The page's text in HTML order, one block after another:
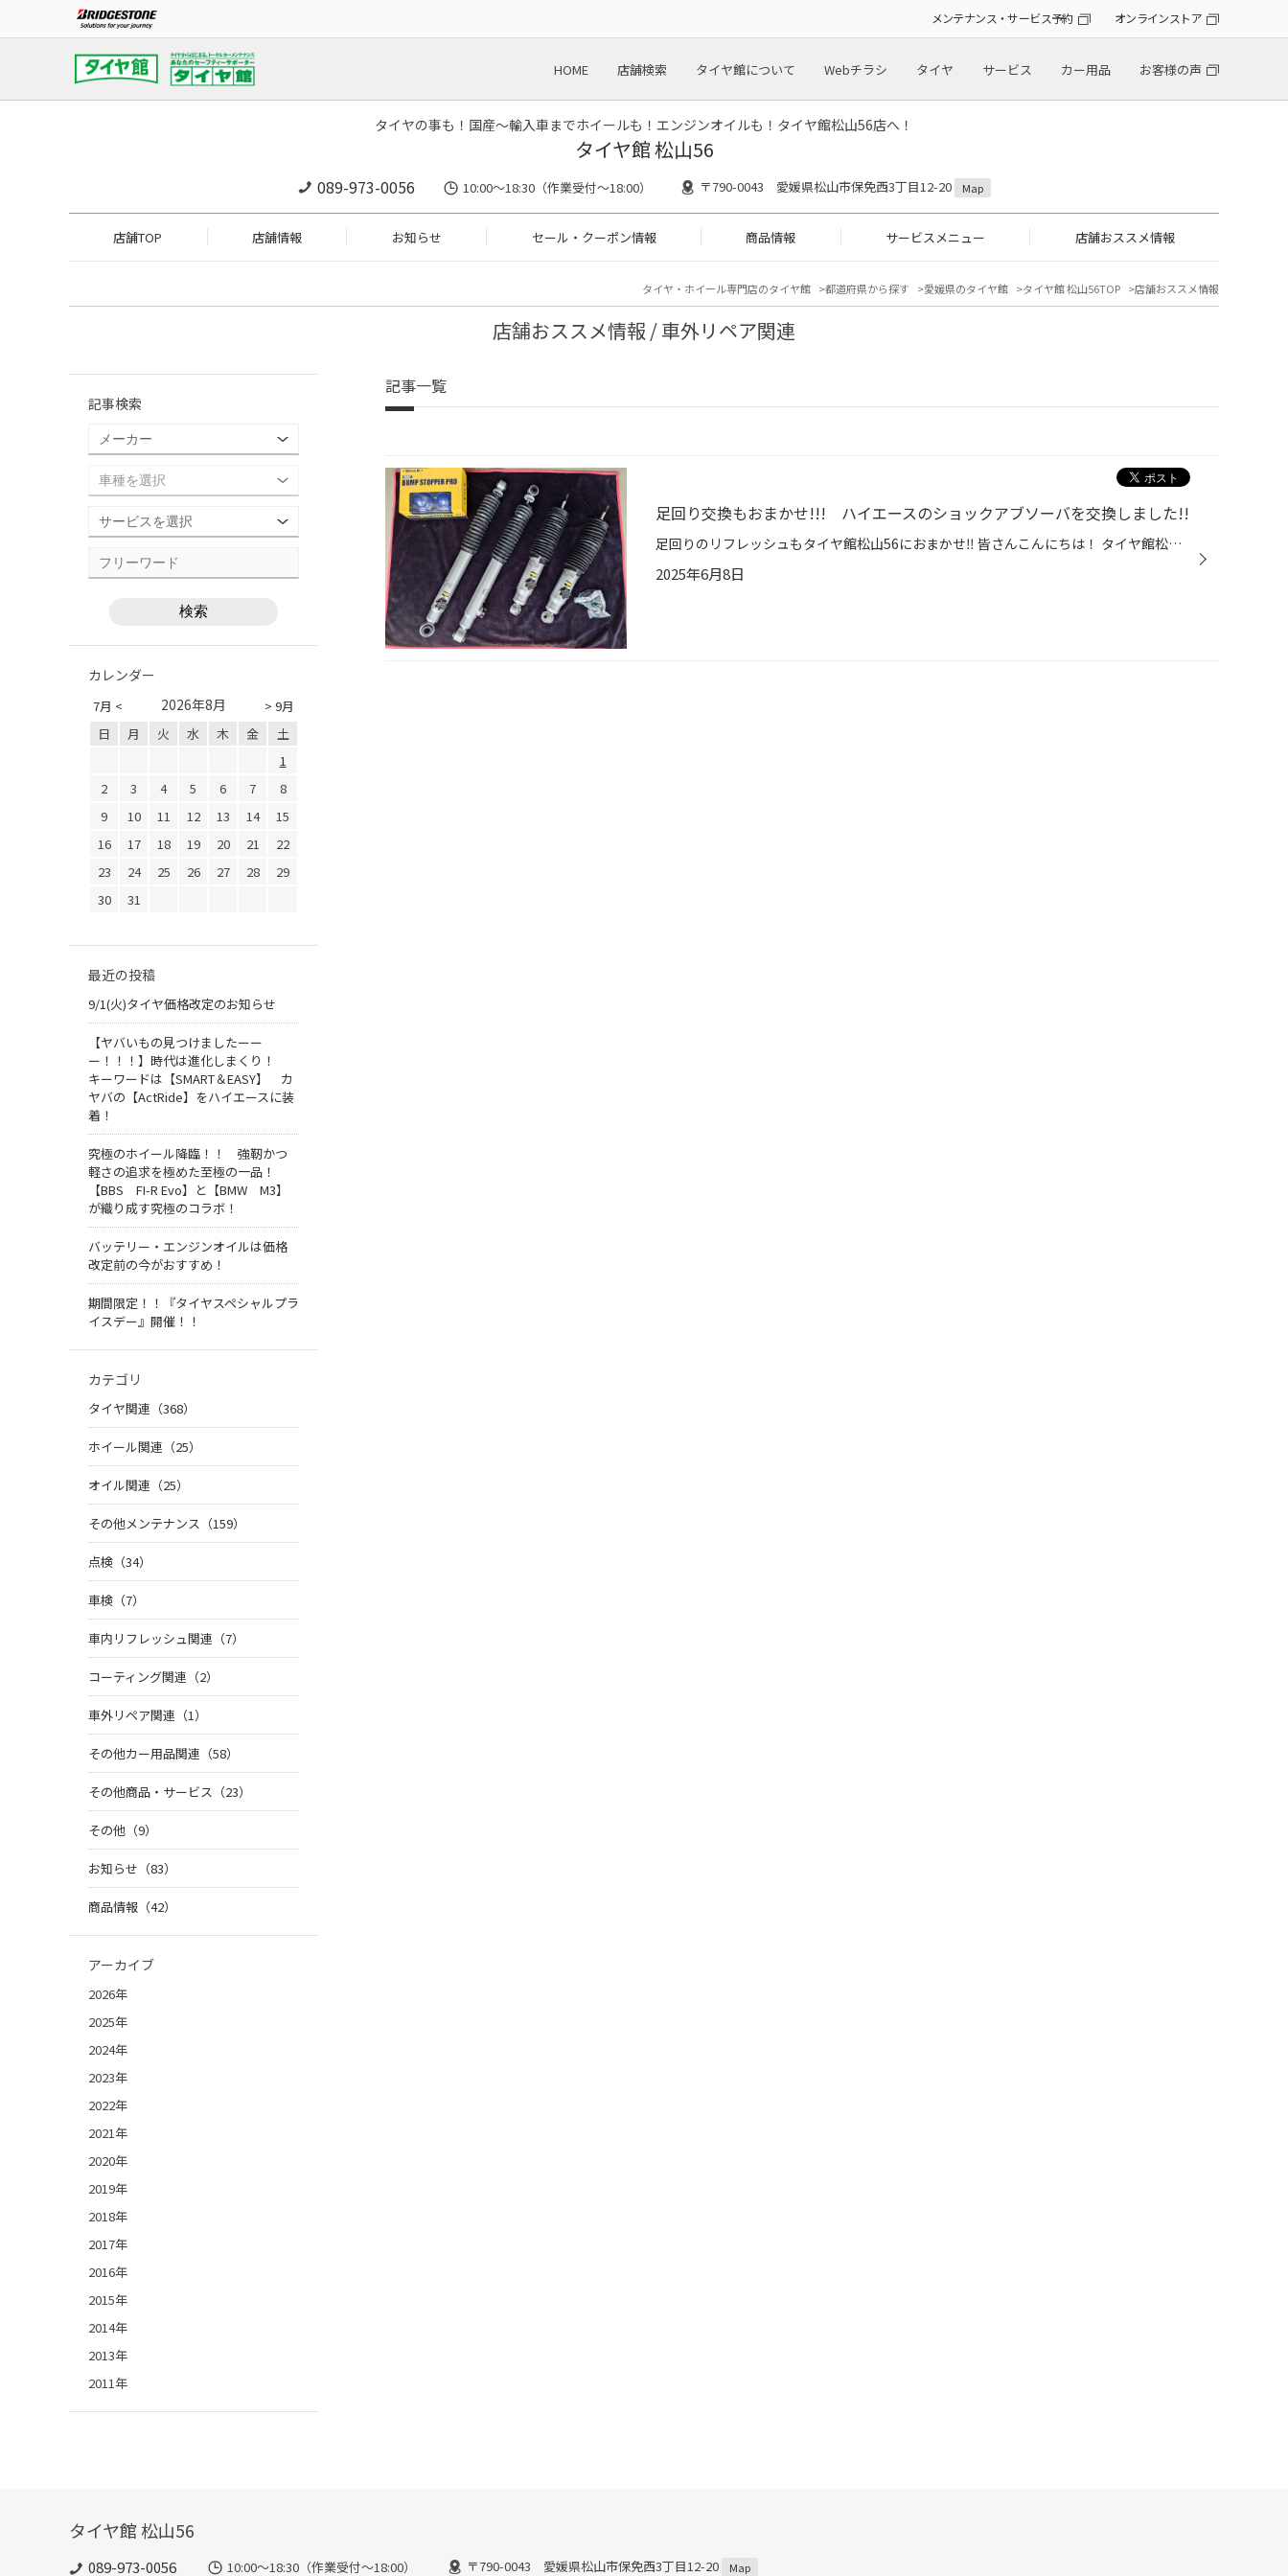
メンテナンス・サービス予約 オンラインストア
HOME 店舗検索 タイヤ館について Webチラシ タイヤ サービス カー用品 お客様の声
タイヤの事も！国産～輸入車までホイールも！エンジンオイルも！タイヤ館松山56店へ！
タイヤ館 松山56
089-973-0056 10:00～18:30（作業受付～18:00） 〒790-0043 愛媛県松山市保免西3丁目12-20 Map
店舗TOP 店舗情報 お知らせ セール・クーポン情報 商品情報 サービスメニュー 店舗おススメ情報
タイヤ・ホイール専門店のタイヤ館 都道府県から探す 愛媛県のタイヤ館 タイヤ館 松山56TOP 店舗おススメ情報
店舗おススメ情報 / 車外リペア関連
記事一覧
足回り交換もおまかせ!!! ハイエースのショックアブソーバを交換しました!!
足回りのリフレッシュもタイヤ館松山56におまかせ‼︎ 皆さんこんにちは！ タイヤ館松山56店のホームページをご覧いただき 誠に有難う御座います★ 本日はハイエースのショックアブソーバを交換いたしましたのでご紹介していきます!!! 今回使用した商品はコチラ、ワンランク上の最上級な乗り心地を実現...
2025年6月8日
記事検索
カレンダー
7月 < > 9月
2026年8月
日 月 火 水 木 金
土
1
2
3 4 5 6 7
8
9
10 11 12 13 14
15
16
17 18 19 20 21
22
23
24 25 26 27 28
29
30
31
最近の投稿
9/1(火)タイヤ価格改定のお知らせ
【ヤバいもの見つけましたーー
ー！！！】時代は進化しまくり！
キーワードは【SMART＆EASY】 カ
ヤバの【ActRide】をハイエースに装
着！
究極のホイール降臨！！ 強靭かつ
軽さの追求を極めた至極の一品！
【BBS FI-R Evo】と【BMW M3】
が織り成す究極のコラボ！
バッテリー・エンジンオイルは価格
改定前の今がおすすめ！
期間限定！！『タイヤスペシャルプラ
イスデー』開催！！
カテゴリ
タイヤ関連（368）
ホイール関連（25）
オイル関連（25）
その他メンテナンス（159）
点検（34）
車検（7）
車内リフレッシュ関連（7）
コーティング関連（2）
車外リペア関連（1）
その他カー用品関連（58）
その他商品・サービス（23）
その他（9）
お知らせ（83）
商品情報（42）
アーカイブ
2026年
2025年
2024年
2023年
2022年
2021年
2020年
2019年
2018年
2017年
2016年
2015年
2014年
2013年
2011年
タイヤ館 松山56
089-973-0056 10:00～18:30（作業受付～18:00） 〒790-0043 愛媛県松山市保免西3丁目12-20 Map